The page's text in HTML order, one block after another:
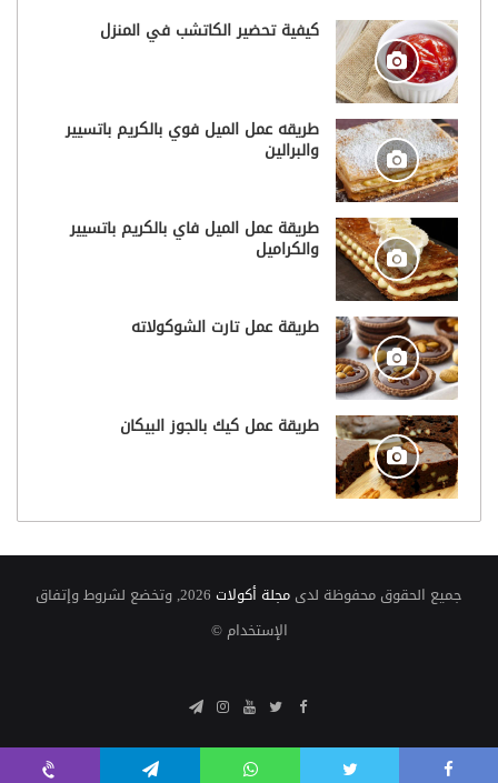
كيفية تحضير الكاتشب في المنزل
طريقه عمل الميل فوي بالكريم باتسيير
والبرالين
طريقة عمل الميل فاي بالكريم باتسيير
والكراميل
طريقة عمل تارت الشوكولاته
طريقة عمل كيك بالجوز البيكان
جميع الحقوق محفوظة لدى مجلة أكولات
2026, وتخضع لشروط وإتفاق
الإستخدام ©